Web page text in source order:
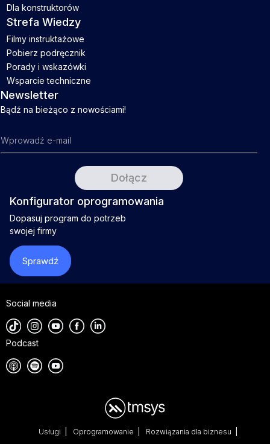
Dla konstruktorów
Strefa Wiedzy
Filmy instruktażowe
Pobierz podręcznik
Porady i wskazówki
Wsparcie techniczne
Newsletter
Bądź na bieżąco z nowościami!
Konfigurator oprogramowania
Dopasuj program do potrzeb
swojej firmy
Sprawdź
Social media
Podcast
Usługi Oprogramowanie Rozwiązania dla biznesu